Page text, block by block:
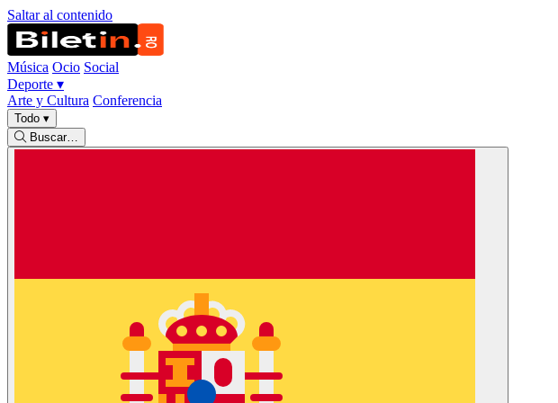
Saltar al contenido
Música Ocio Social
Deporte ▾
Arte y Cultura Conferencia
Todo ▾
Buscar…